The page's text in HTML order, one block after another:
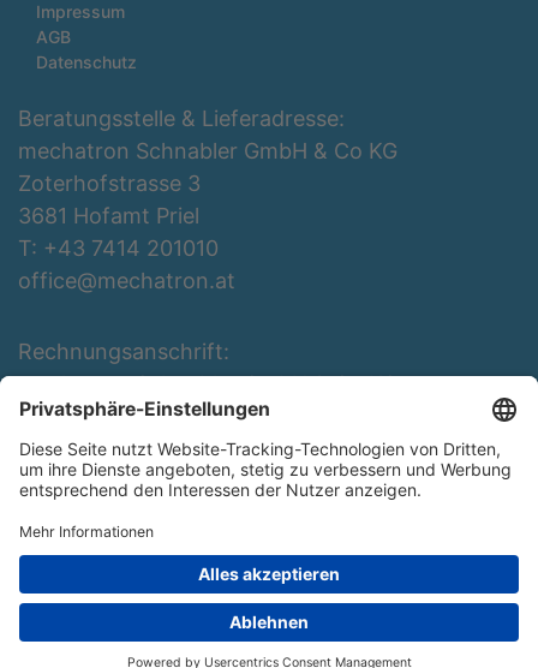
Impressum
AGB
Datenschutz
Beratungsstelle & Lieferadresse:
mechatron Schnabler GmbH & Co KG
Zoterhofstrasse 3
3681 Hofamt Priel
T: +43 7414 201010
office@mechatron.at
Rechnungsanschrift:
mechatron Schnabler GmbH & Co KG
Rottenbergerstraße 3
3681 Hofamt Priel
T: +43 7414 201010
mechatron Schnabler Gmbh & CoKG